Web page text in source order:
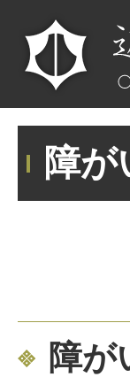
障
障が